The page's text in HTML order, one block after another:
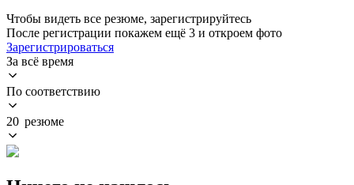
Чтобы видеть все резюме, зарегистрируйтесь
После регистрации покажем ещё 3 и откроем фото
Зарегистрироваться
За всё время
По соответствию
20 резюме